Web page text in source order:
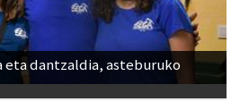
eta dantzaldia, asteburuko